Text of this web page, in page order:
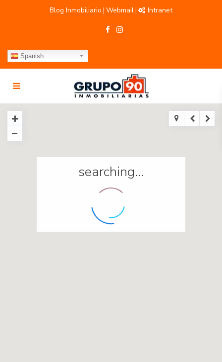
Blog Inmobiliario | Webmail| Intranet
Spanish
searching...